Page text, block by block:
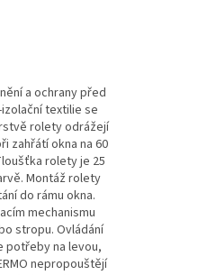
a ochrany před
textilie se
rolety odrážejí
zahřátí okna na 60
rolety je 25
Montáž rolety
do rámu okna.
mechanismu
stropu. Ovládání
potřeby na levou,
nepropouštějí